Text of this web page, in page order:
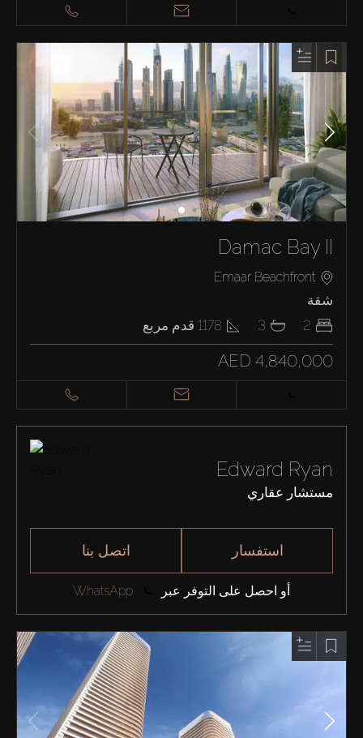
Damac Bay II
Emaar Beachfront
شقة
2
3
1178 قدم مربع
AED 4,840,000
Edward Ryan
مستشار عقاري
اتصل بنا استفسار
أو احصل على التوفر عبر WhatsApp